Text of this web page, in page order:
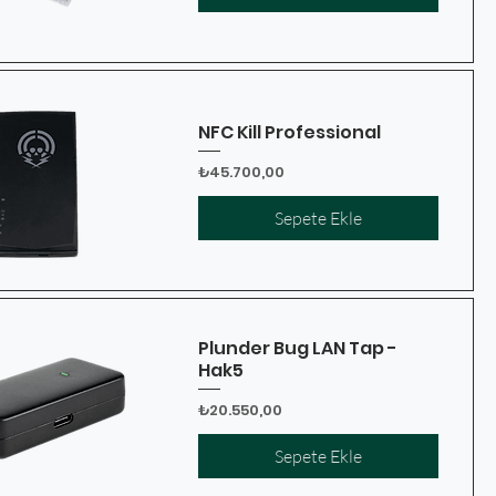
NFC Kill Professional
Fiyat
₺45.700,00
Sepete Ekle
Plunder Bug LAN Tap -
Hak5
Fiyat
₺20.550,00
Sepete Ekle